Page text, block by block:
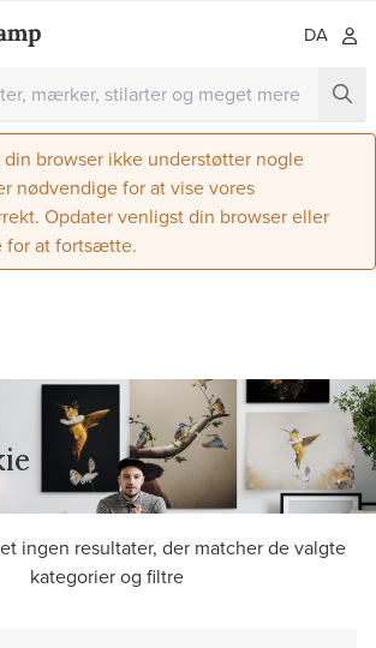
DA
din browser ikke understøtter nogle
nødvendige for at vise vores
Opdater venligst din browser eller
for at fortsætte.
ingen resultater, der matcher de valgte
kategorier og filtre